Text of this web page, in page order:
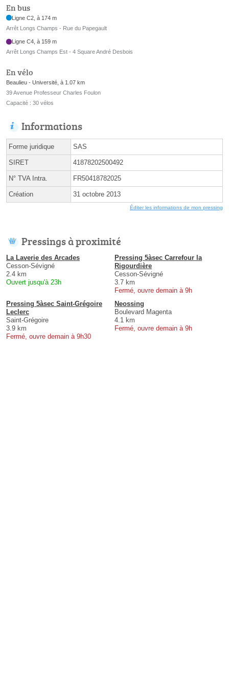
En bus
Ligne C2, à 174 m
Arrêt Longs Champs - Rue du Papegault
Ligne C4, à 159 m
Arrêt Longs Champs Est - 4 Square André Desbois
En vélo
Beaulieu - Université, à 1.07 km
39 Avenue Professeur Charles Foulon
Capacité : 30 vélos
Informations
Forme juridique SAS
SIRET 41878202500492
N° TVA Intra. FR50418782025
Création 31 octobre 2013
Éditer les informations de mon pressing
Pressings à proximité
La Laverie des Arcades
Cesson-Sévigné
2.4 km
Ouvert jusqu'à 23h
Pressing 5àsec Carrefour la
Rigourdière
Cesson-Sévigné
3.7 km
Fermé, ouvre demain à 9h
Pressing 5àsec Saint-Grégoire
Leclerc
Saint-Grégoire
3.9 km
Fermé, ouvre demain à 9h30
Neossing
Boulevard Magenta
4.1 km
Fermé, ouvre demain à 9h